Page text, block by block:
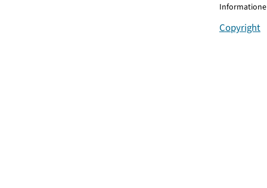
Copyright